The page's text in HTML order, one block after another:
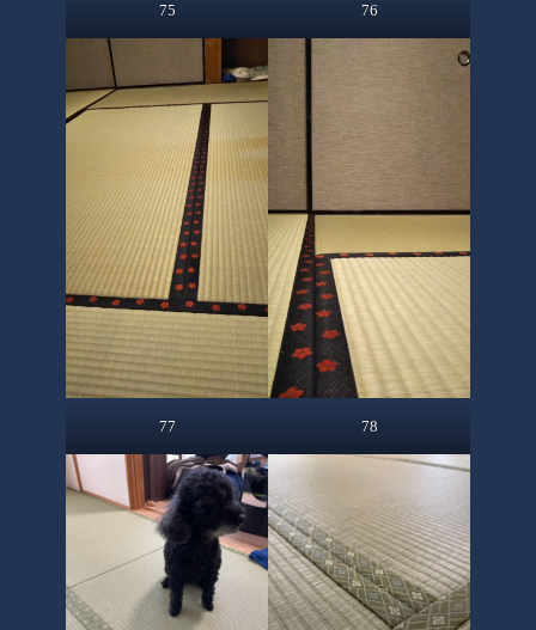
75 76
77 78